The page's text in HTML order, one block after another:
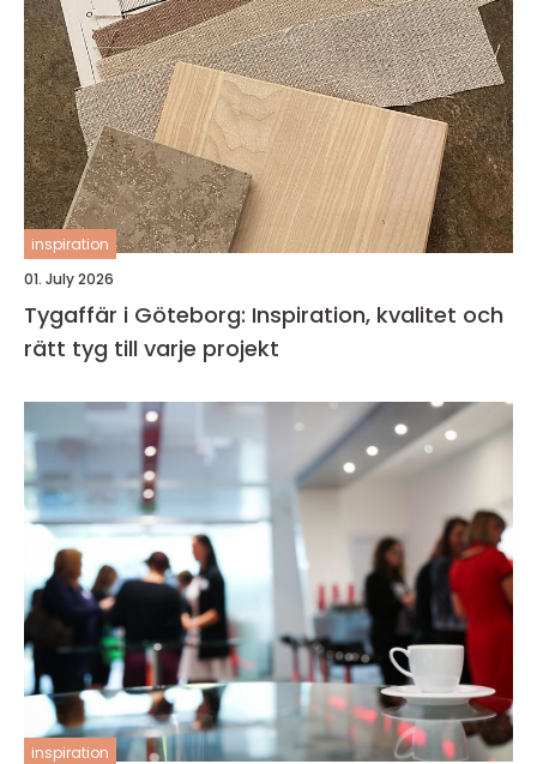
inspiration
01. July 2026
Tygaffär i Göteborg: Inspiration, kvalitet och
rätt tyg till varje projekt
inspiration